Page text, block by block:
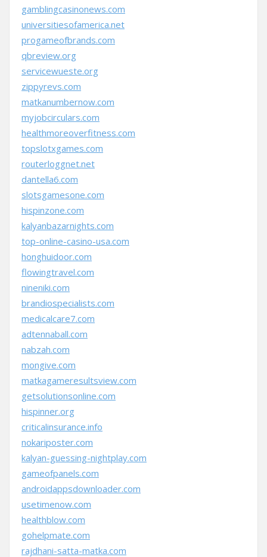
gamblingcasinonews.com
universitiesofamerica.net
progameofbrands.com
qbreview.org
servicewueste.org
zippyrevs.com
matkanumbernow.com
myjobcirculars.com
healthmoreoverfitness.com
topslotxgames.com
routerloggnet.net
dantella6.com
slotsgamesone.com
hispinzone.com
kalyanbazarnights.com
top-online-casino-usa.com
honghuidoor.com
flowingtravel.com
nineniki.com
brandiospecialists.com
medicalcare7.com
adtennaball.com
nabzah.com
mongive.com
matkagameresultsview.com
getsolutionsonline.com
hispinner.org
criticalinsurance.info
nokariposter.com
kalyan-guessing-nightplay.com
gameofpanels.com
androidappsdownloader.com
usetimenow.com
healthblow.com
gohelpmate.com
rajdhani-satta-matka.com